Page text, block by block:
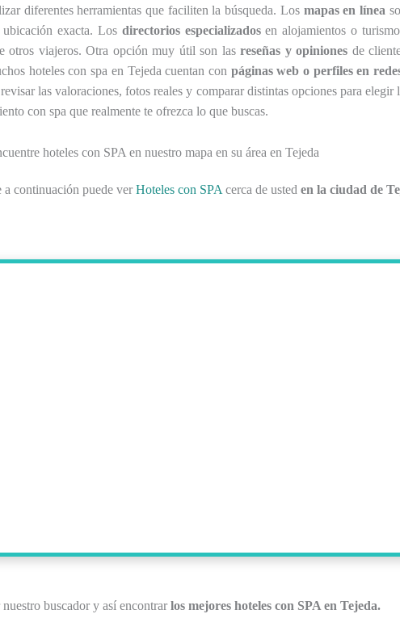
diferentes herramientas que faciliten la búsqueda. Los mapas en línea
exacta. Los directorios especializadosen alojamientos o
otros viajeros. Otra opción muy útil son las reseñas y opiniones de
hoteles con spa en Tejeda cuentan con páginas web o perfiles en
las valoraciones, fotos reales y comparar distintas opciones para elegir
con spa que realmente te ofrezca lo que buscas.
hoteles con SPA en nuestro mapa en su área en Tejeda
a continuación puede ver Hoteles con SPA cerca de usted en la ciudad de
nuestro buscador y así encontrar los mejores hoteles con SPA en Tejeda.